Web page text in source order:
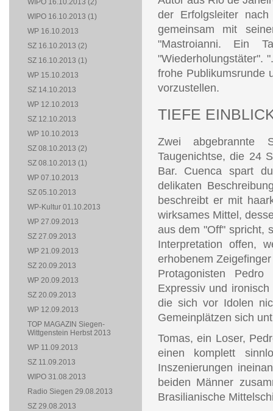
der Erfolgsleiter
gemeinsam mit
"Mastroianni. Ein
"Wiederholungstäter".
frohe Publikumsrunde
vorzustellen.
TIEFE
Zwei abgebrannte
Taugenichtse, die 24
Bar. Cuenca spart
delikaten
beschreibt er mit
wirksames Mittel,
aus dem "Off" spricht,
Interpretation offen,
erhobenem
Protagonisten
Expressiv und
die sich vor Idolen
Gemeinplätzen sich
Tomas, ein Loser,
einen komplett
Inszenierungen
beiden Männer
Brasilianische
WIPO 16.10.2013 (2)
WIPO 16.10.2013 (1)
WP 16.10.2013
SZ 16.10.2013 (2)
SZ 16.10.2013 (1)
WP 15.10.2013
SZ 14.10.2013
WP 12.10.2013
SZ 12.10.2013
WP 10.10.2013
SZ 08.10.2013 (2)
SZ 08.10.2013 (1)
WP 07.10.2013
SZ 05.10.2013
WP-Kultur 01.10.2013
WP 27.09.2013
SZ 27.09.2013
WP 21.09.2013
SZ 20.09.2013
WP 20.09.2013
SZ 20.09.2013
WP 12.09.2013
TOP MAGAZIN Siegen-
Wittgenstein Herbst 2013
WP 11.09.2013
SZ 11.09.2013
WIPO 31.08.2013
Radio Siegen 29.08.2013
SZ 29.08.2013